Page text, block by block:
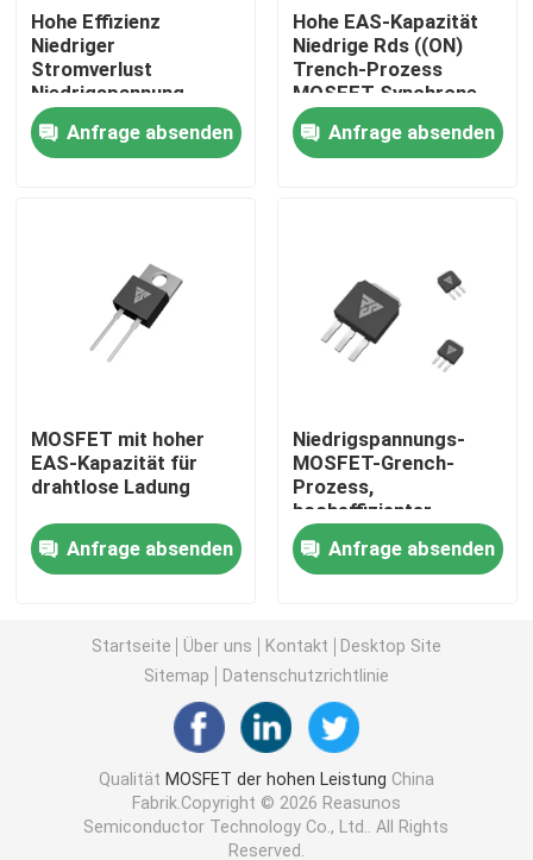
Kontakt mit uns
Neuigkeiten
Bitte um ein Angebot
Siliziumkarbid-MOSFET
Siliziumkarbid SBD
Hochspannungs-MOSFET
IGBT mit hoher Leistung
Schottky-Sperrschichtdioden
Halbleiter mit hoher Leistung
Hohe Effizienz
Niedriger
Stromverlust
Niedrigspannung
MOSFET-Grench/SGT-
ProzessAnfrage absenden
Hohe EAS-Kapazität
Niedrige Rds ((ON)
Trench-Prozess
MOSFET Synchrone
Berichtigung
Anfrage absenden
MOSFET mit hoher
EAS-Kapazität für
drahtlose Ladung
Anfrage absenden
Niedrigspannungs-
MOSFET-Grench-
Prozess,
hocheffizienter
Motorantrieb für 5G-
Basisstation
Anfrage absenden
Startseite Über uns Kontakt
Desktop Site
Sitemap
Datenschutzrichtlinie
Qualität MOSFET der hohen Leistung China
Fabrik.Copyright © 2026 Reasunos
Semiconductor Technology Co., Ltd.. All Rights
Reserved.